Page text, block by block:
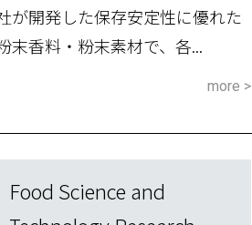
が開発した保存安定性に優れた
末香料・粉末素材で、各...
more >
Food Science and